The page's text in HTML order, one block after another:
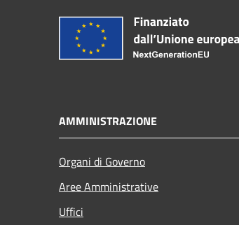
AMMINISTRAZIONE
Organi di Governo
Aree Amministrative
Uffici